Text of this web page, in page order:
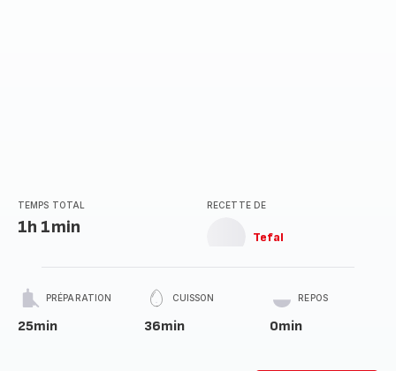
TEMPS TOTAL
1h 1min
RECETTE DE
Tefal
PRÉPARATION
25min
CUISSON
36min
REPOS
0min